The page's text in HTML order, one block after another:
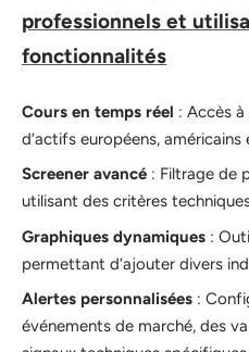
professionnels et
fonctionnalités
Cours en temps réel : Accès
d’actifs européens, américains
Screener avancé : Filtrage de
utilisant des critères
Graphiques dynamiques :
permettant d’ajouter divers
Alertes personnalisées :
événements de marché, des